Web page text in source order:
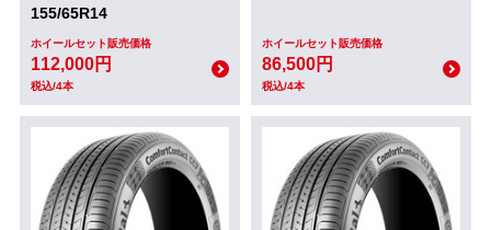
155/65R14
ホイールセット販売価格
112,000円
税込/4本
ホイールセット販売価格
86,500円
税込/4本